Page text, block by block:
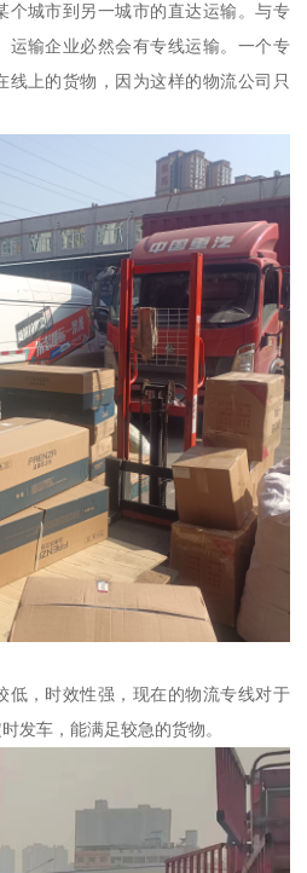
个城市到另一城市的直达运输。与专
运输企业必然会有专线运输。一个专
线上的货物，因为这样的物流公司只
低，时效性强，现在的物流专线对于
发车，能满足较急的货物。